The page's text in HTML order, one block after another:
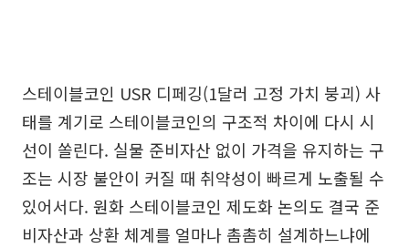
스테이블코인 USR 디페깅(1달러 고정 가치 붕괴) 사
태를 계기로 스테이블코인의 구조적 차이에 다시 시
선이 쏠린다. 실물 준비자산 없이 가격을 유지하는 구
조는 시장 불안이 커질 때 취약성이 빠르게 노출될 수
있어서다. 원화 스테이블코인 제도화 논의도 결국 준
비자산과 상환 체계를 얼마나 촘촘히 설계하느냐에